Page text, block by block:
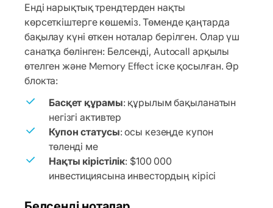
Енді нарықтық трендтерден нақты
көрсеткіштерге көшеміз. Төменде қаңтарда
бақылау күні өткен ноталар берілген. Олар үш
санатқа бөлінген: Белсенді, Autocall арқылы
өтелген және Memory Effect іске қосылған. Әр
блокта:
Басқет құрамы: құрылым бақыланатын
негізгі активтер
Купон статусы: осы кезеңде купон
төленді ме
Нақты кірістілік: $100 000
инвестициясына инвестордың кірісі